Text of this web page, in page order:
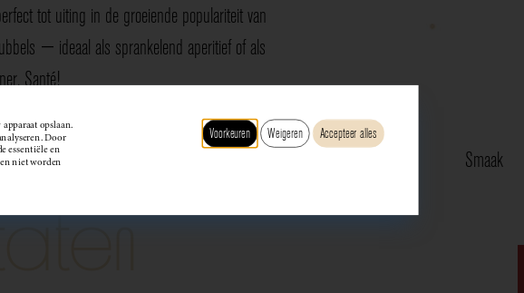
tot uiting in de groeiende populariteit van
— ideaal als sprankelend aperitief of als
Santé!
Smaak
opslaan.
Door
essentiële en
niet worden
Voorkeuren Weigeren Accepteer alles